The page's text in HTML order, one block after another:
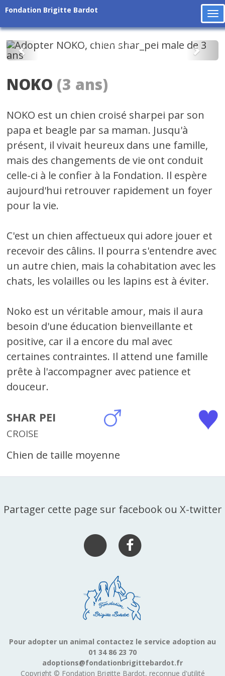
Fondation Brigitte Bardot
Précédent
NOKO (3 ans)
NOKO est un chien croisé sharpei par son
papa et beagle par sa maman. Jusqu'à
présent, il vivait heureux dans une famille,
mais des changements de vie ont conduit
celle-ci à le confier à la Fondation. Il espère
aujourd'hui retrouver rapidement un foyer
pour la vie.
C'est un chien affectueux qui adore jouer et
recevoir des câlins. Il pourra s'entendre avec
un autre chien, mais la cohabitation avec les
chats, les volailles ou les lapins est à éviter.
Noko est un véritable amour, mais il aura
besoin d'une éducation bienveillante et
positive, car il a encore du mal avec
certaines contraintes. Il attend une famille
prête à l'accompagner avec patience et
douceur.
SHAR PEI
CROISE
Chien de taille moyenne
Partager cette page sur facebook ou X-twitter
Pour adopter un animal contactez le service adoption au
01 34 86 23 70
adoptions@fondationbrigittebardot.fr
Copyright © Fondation Brigitte Bardot, reconnue d'utilité